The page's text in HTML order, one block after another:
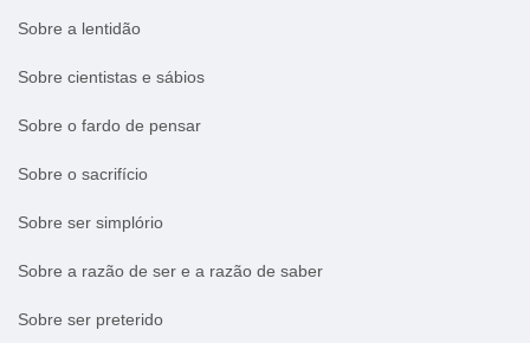
Sobre a lentidão
Sobre cientistas e sábios
Sobre o fardo de pensar
Sobre o sacrifício
Sobre ser simplório
Sobre a razão de ser e a razão de saber
Sobre ser preterido